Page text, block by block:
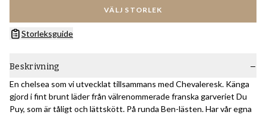
VÄLJ STORLEK
Storleksguide
Beskrivning
En chelsea som vi utvecklat tillsammans med Chevaleresk. Känga
gjord i fint brunt läder från välrenommerade franska garveriet Du
Puy, som är tåligt och lättskött. På runda Ben-lästen. Har vår egna